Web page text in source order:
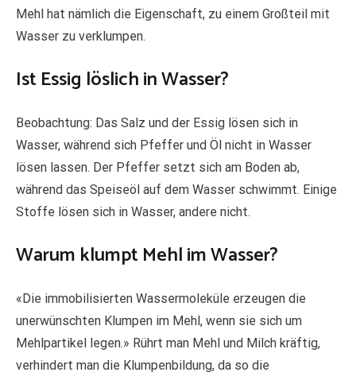
Mehl hat nämlich die Eigenschaft, zu einem Großteil mit
Wasser zu verklumpen.
Ist Essig löslich in Wasser?
Beobachtung: Das Salz und der Essig lösen sich in
Wasser, während sich Pfeffer und Öl nicht in Wasser
lösen lassen. Der Pfeffer setzt sich am Boden ab,
während das Speiseöl auf dem Wasser schwimmt. Einige
Stoffe lösen sich in Wasser, andere nicht.
Warum klumpt Mehl im Wasser?
«Die immobilisierten Wassermoleküle erzeugen die
unerwünschten Klumpen im Mehl, wenn sie sich um
Mehlpartikel legen.» Rührt man Mehl und Milch kräftig,
verhindert man die Klumpenbildung, da so die